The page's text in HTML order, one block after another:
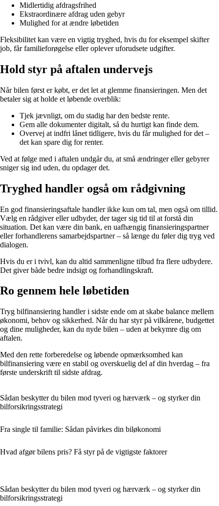
Midlertidig afdragsfrihed
Ekstraordinære afdrag uden gebyr
Mulighed for at ændre løbetiden
Fleksibilitet kan være en vigtig tryghed, hvis du for eksempel skifter
job, får familieforøgelse eller oplever uforudsete udgifter.
Hold styr på aftalen undervejs
Når bilen først er købt, er det let at glemme finansieringen. Men det
betaler sig at holde et løbende overblik:
Tjek jævnligt, om du stadig har den bedste rente.
Gem alle dokumenter digitalt, så du hurtigt kan finde dem.
Overvej at indfri lånet tidligere, hvis du får mulighed for det –
det kan spare dig for renter.
Ved at følge med i aftalen undgår du, at små ændringer eller gebyrer
sniger sig ind uden, du opdager det.
Tryghed handler også om rådgivning
En god finansieringsaftale handler ikke kun om tal, men også om tillid.
Vælg en rådgiver eller udbyder, der tager sig tid til at forstå din
situation. Det kan være din bank, en uafhængig finansieringspartner
eller forhandlerens samarbejdspartner – så længe du føler dig tryg ved
dialogen.
Hvis du er i tvivl, kan du altid sammenligne tilbud fra flere udbydere.
Det giver både bedre indsigt og forhandlingskraft.
Ro gennem hele løbetiden
Tryg bilfinansiering handler i sidste ende om at skabe balance mellem
økonomi, behov og sikkerhed. Når du har styr på vilkårene, budgettet
og dine muligheder, kan du nyde bilen – uden at bekymre dig om
aftalen.
Med den rette forberedelse og løbende opmærksomhed kan
bilfinansiering være en stabil og overskuelig del af din hverdag – fra
første underskrift til sidste afdrag.
Sådan beskytter du bilen mod tyveri og hærværk – og styrker din
bilforsikringsstrategi
Fra single til familie: Sådan påvirkes din biløkonomi
Hvad afgør bilens pris? Få styr på de vigtigste faktorer
Sådan beskytter du bilen mod tyveri og hærværk – og styrker din
bilforsikringsstrategi